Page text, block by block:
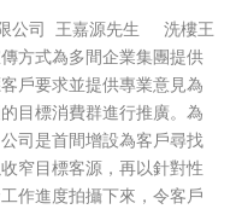
限公司 王嘉源先生 洗樓王
方式為多間企業集團提供
戶要求並提供專業意見為
目標消費群進行推廣。為
司是首間增設為客戶尋找
窄目標客源，再以針對性
作進度拍攝下來，令客戶